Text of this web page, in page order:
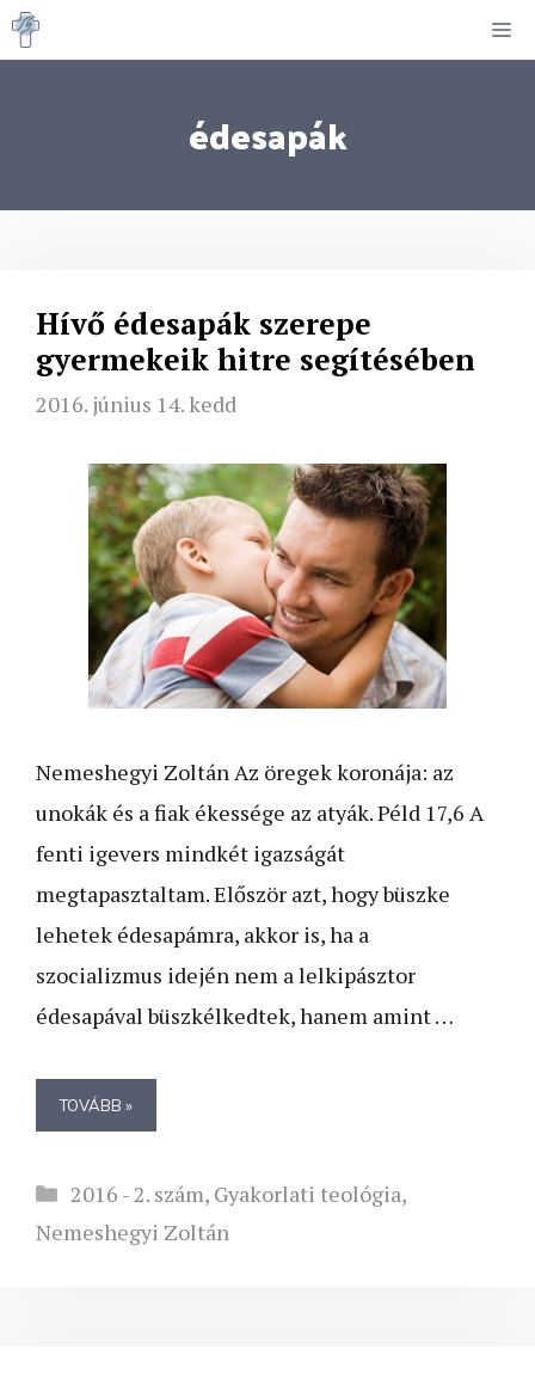
Kilépés
a
édesapák
Hívő édesapák szerepe
gyermekeik hitre segítésében
2016. június 14. kedd
Nemeshegyi Zoltán Az öregek koronája: az
unokák és a fiak ékessége az atyák. Péld 17,6 A
fenti igevers mindkét igazságát
megtapasztaltam. Először azt, hogy büszke
lehetek édesapámra, akkor is, ha a
szocializmus idején nem a lelkipásztor
édesapával büszkélkedtek, hanem amint …
TOVÁBB »
Kategória
2016 - 2. szám, Gyakorlati teológia,
Nemeshegyi Zoltán